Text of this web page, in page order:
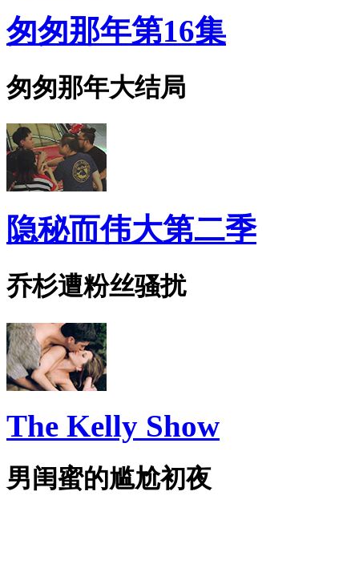
匆匆那年第16集
匆匆那年大结局
隐秘而伟大第二季
乔杉遭粉丝骚扰
The Kelly Show
男闺蜜的尴尬初夜